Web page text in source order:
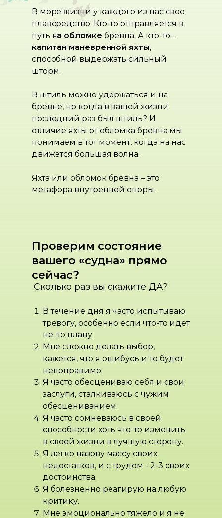
Проверим состояние
вашего «судна» прямо
сейчас?
Сколько раз вы скажите ДА?
В течение дня я часто испытываю
тревогу, особенно если что-то идет
не по плану.
Мне сложно делать выбор,
кажется, что я ошибусь и то будет
непоправимо.
Я часто обесцениваю себя и свои
заслуги, сталкиваюсь с чужим
обесцениванием.
Я часто сомневаюсь в своей
способности хоть что-то изменить
в своей жизни в лучшую сторону.
Я легко назову массу своих
недостатков, и с трудом - 2-3 своих
достоинства.
Я болезненно реагирую на любую
критику.
Мне эмоционально тяжело и я не
В море жизни у каждого из нас свое
плавсредство. Кто-то отправляется в
путь на обломке бревна. А кто-то -
капитан маневренной яхты,
способной выдержать сильный
шторм.
В штиль можно удержаться и на
бревне, но когда в вашей жизни
последний раз был штиль? И
отличие яхты от обломка бревна мы
понимаем в тот момент, когда на нас
движется большая волна.
Яхта или обломок бревна – это
метафора внутренней опоры.